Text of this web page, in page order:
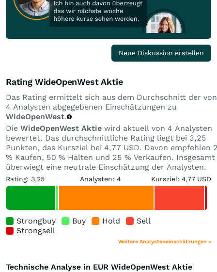
Neue Diskussion erstellen
Rating WideOpenWest Aktie
Das Rating ermittelt sich aus dem Durchschnitt der von
4 Analysten abgegebenen Einschätzungen zu
WideOpenWest.
Die WideOpenWest Aktie wird aktuell von 4 Analysten
bewertet. Das durchschnittliche Rating liegt bei 3,25
Punkten, das Kursziel bei 4,77 USD. Davon empfehlen
% Kaufen, 50 % Halten und 25 % Verkaufen. Insgesamt
überwiegt eine neutrale Einschätzung der Analysten.
Rating: 3,25 Analysten: 4 Kursziel: 4,77 USD
Strongbuy Buy Hold
Sell
Strongsell
Weitere Analysteneinschätzungen »
Technische Analyse in EUR WideOpenWest Aktie